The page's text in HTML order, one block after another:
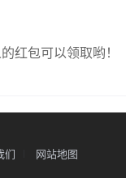
红包可以领取哟！
们 网站地图